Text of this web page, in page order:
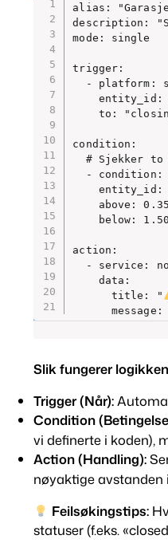
alias:
description:
mode: single
trigger:
- platform:
entity_id:
to:
condition:
# Sjekker to
- condition:
entity_id:
above:
below:
action:
- service:
    data:
      title: "
message:
Slik fungerer
Trigger (Når):
Condition
vi definerte i koden),
Action (Handling):
nøyaktige avstanden
Feilsøkingstips:
statuser (f.eks.